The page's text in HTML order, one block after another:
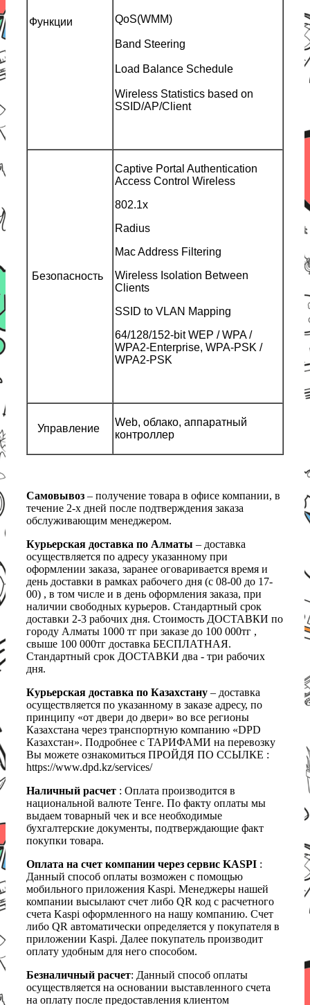
Функции QoS(WMM)
Band Steering
Load Balance Schedule
Wireless Statistics based on
SSID/AP/Client
Безопасность
Captive Portal Authentication
Access Control Wireless
802.1x
Radius
Mac Address Filtering
Wireless Isolation Between
Clients
SSID to VLAN Mapping
64/128/152-bit WEP / WPA /
WPA2-Enterprise, WPA-PSK /
WPA2-PSK
Управление
Web, облако, аппаратный
контроллер
Самовывоз – получение товара в офисе компании, в
течение 2-х дней после подтверждения заказа
обслуживающим менеджером.
Курьерская доставка по Алматы – доставка
осуществляется по адресу указанному при
оформлении заказа, заранее оговаривается время и
день доставки в рамках рабочего дня (с 08-00 до 17-
00) , в том числе и в день оформления заказа, при
наличии свободных курьеров. Стандартный срок
доставки 2-3 рабочих дня. Стоимость ДОСТАВКИ по
городу Алматы 1000 тг при заказе до 100 000тг ,
свыше 100 000тг доставка БЕСПЛАТНАЯ.
Стандартный срок ДОСТАВКИ два - три рабочих
дня.
Курьерская доставка по Казахстану – доставка
осуществляется по указанному в заказе адресу, по
принципу «от двери до двери» во все регионы
Казахстана через транспортную компанию «DPD
Казахстан». Подробнее с ТАРИФАМИ на перевозку
Вы можете ознакомиться ПРОЙДЯ ПО ССЫЛКЕ :
https://www.dpd.kz/services/
Наличный расчет : Оплата производится в
национальной валюте Тенге. По факту оплаты мы
выдаем товарный чек и все необходимые
бухгалтерские документы, подтверждающие факт
покупки товара.
Оплата на счет компании через сервис KASPI :
Данный способ оплаты возможен с помощью
мобильного приложения Kaspi. Менеджеры нашей
компании высылают счет либо QR код с расчетного
счета Kaspi оформленного на нашу компанию. Счет
либо QR автоматически определяется у покупателя в
приложении Kaspi. Далее покупатель производит
оплату удобным для него способом.
Безналичный расчет: Данный способ оплаты
осуществляется на основании выставленного счета
на оплату после предоставления клиентом